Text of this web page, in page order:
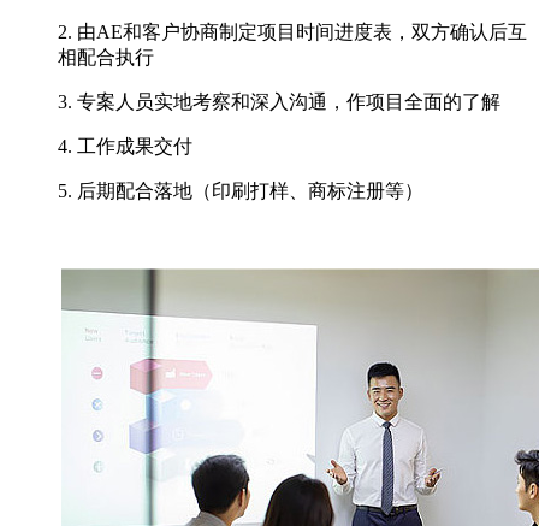
2. 由AE和客户协商制定项目时间进度表，双方确认后互
相配合执行
3. 专案人员实地考察和深入沟通，作项目全面的了解
4. 工作成果交付
5. 后期配合落地（印刷打样、商标注册等）